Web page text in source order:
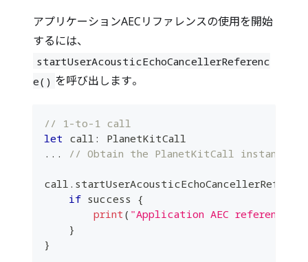
アプリケーションAECリファレンスの使用を開始
するには、
startUserAcousticEchoCancellerReferenc
e() を呼び出します。
// 1-to-1 call
let call :
PlanetKitCall
...
// Obtain the PlanetKitCall instance
call .
if success {
print ( "Application AEC reference
}
}